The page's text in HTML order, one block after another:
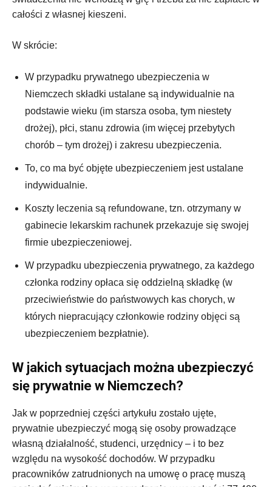
całości z własnej kieszeni.
W skrócie:
W przypadku prywatnego ubezpieczenia w
Niemczech składki ustalane są indywidualnie na
podstawie wieku (im starsza osoba, tym niestety
drożej), płci, stanu zdrowia (im więcej przebytych
chorób – tym drożej) i zakresu ubezpieczenia.
To, co ma być objęte ubezpieczeniem jest ustalane
indywidualnie.
Koszty leczenia są refundowane, tzn. otrzymany w
gabinecie lekarskim rachunek przekazuje się swojej
firmie ubezpieczeniowej.
W przypadku ubezpieczenia prywatnego, za każdego
członka rodziny opłaca się oddzielną składkę (w
przeciwieństwie do państwowych kas chorych, w
których niepracujący członkowie rodziny objęci są
ubezpieczeniem bezpłatnie).
W jakich sytuacjach można ubezpieczyć
się prywatnie w Niemczech?
Jak w poprzedniej części artykułu zostało ujęte,
prywatnie ubezpieczyć mogą się osoby prowadzące
własną działalność, studenci, urzędnicy – i to bez
względu na wysokość dochodów. W przypadku
pracowników zatrudnionych na umowę o pracę muszą